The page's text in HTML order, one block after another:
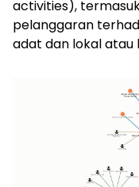
activities),
pelanggaran
adat dan lokal atau